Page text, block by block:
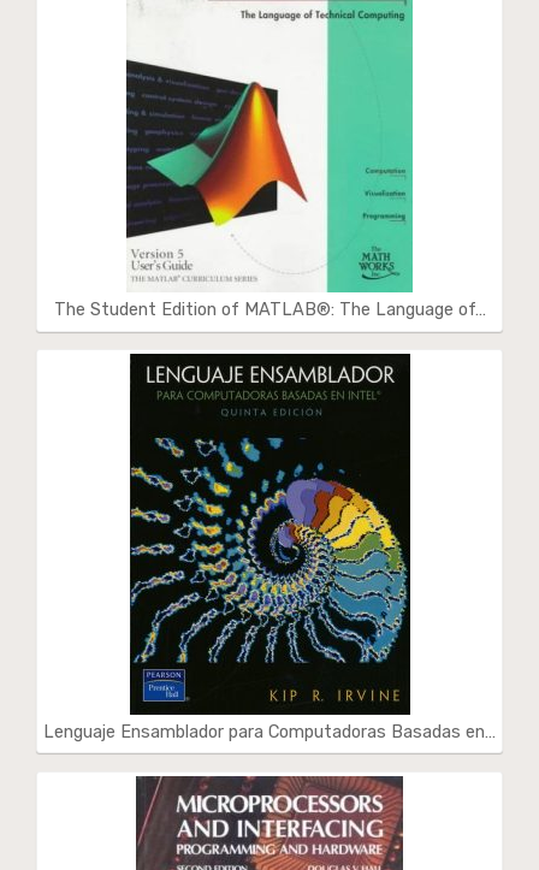
The Student Edition of MATLAB®: The Language of…
Lenguaje Ensamblador para Computadoras Basadas en…